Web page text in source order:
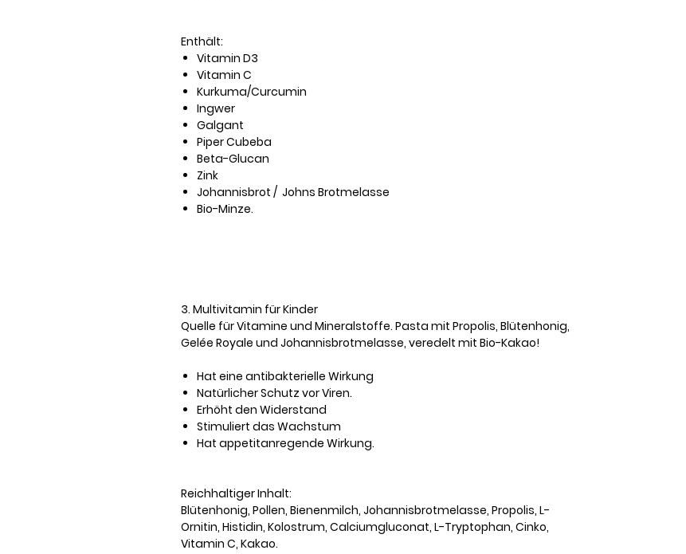
Enthält:
Vitamin D3
Vitamin C
Kurkuma/Curcumin
Ingwer
Galgant
Piper Cubeba
Beta-Glucan
Zink
Johannisbrot / Johns Brotmelasse
Bio-Minze.
3. Multivitamin für Kinder
Quelle für Vitamine und Mineralstoffe. Pasta mit Propolis, Blütenhonig,
Gelée Royale und Johannisbrotmelasse, veredelt mit Bio-Kakao!
Hat eine antibakterielle Wirkung
Natürlicher Schutz vor Viren.
Erhöht den Widerstand
Stimuliert das Wachstum
Hat appetitanregende Wirkung.
Reichhaltiger Inhalt:
Blütenhonig, Pollen, Bienenmilch, Johannisbrotmelasse, Propolis, L-
Ornitin, Histidin, Kolostrum, Calciumgluconat, L-Tryptophan, Cinko,
Vitamin C, Kakao.